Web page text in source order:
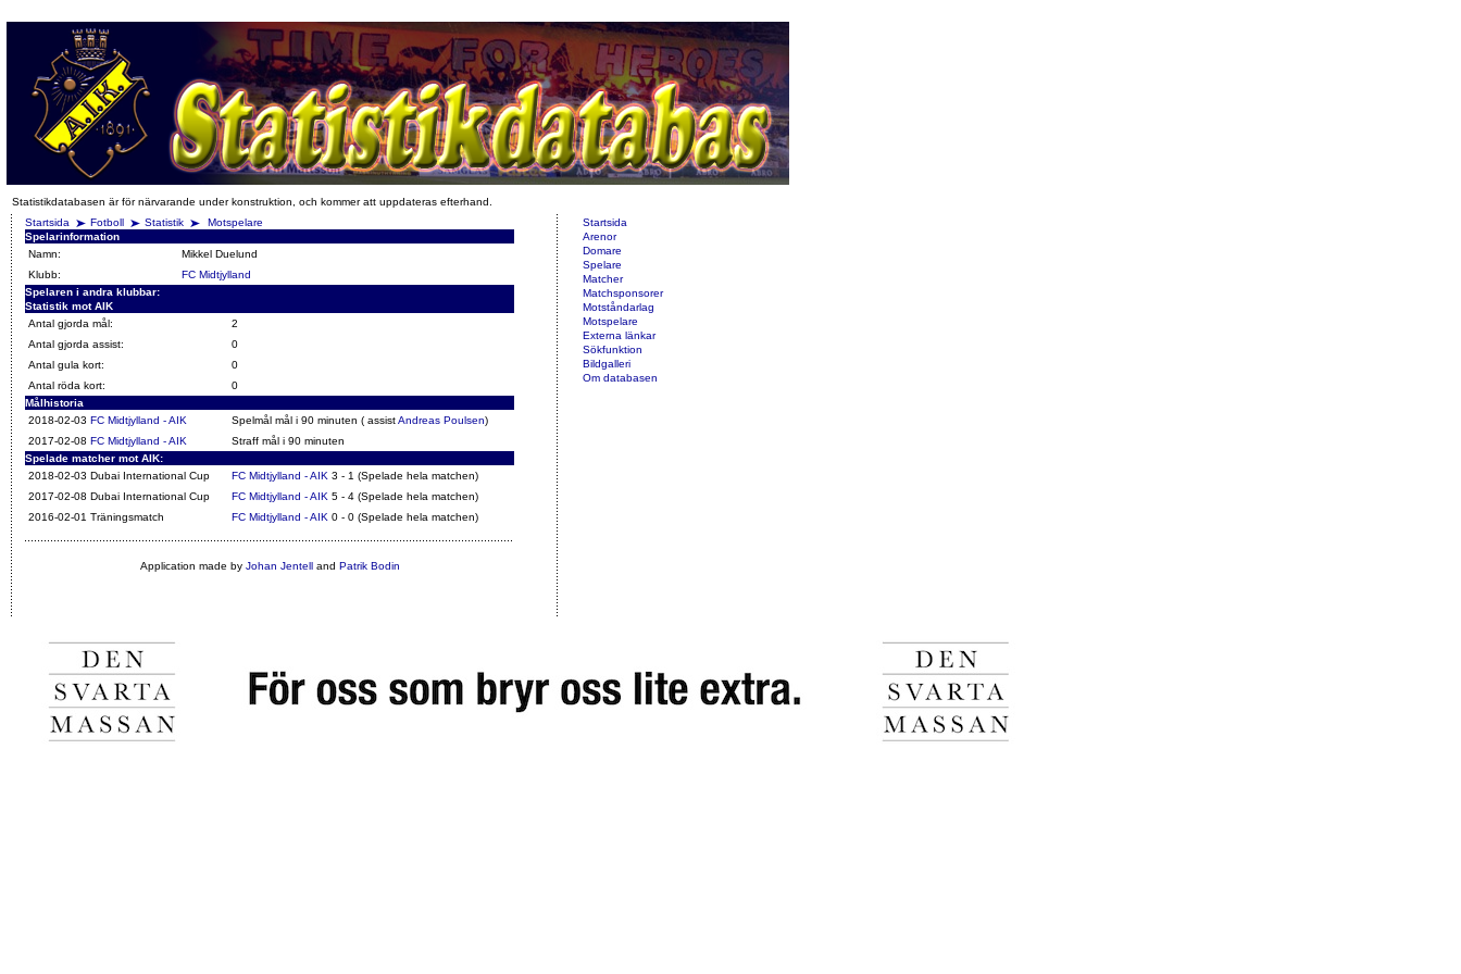
Statistikdatabasen är för närvarande under konstruktion, och kommer att uppdateras efterhand.
Startsida
Fotboll Statistik
Motspelare
Spelarinformation
Namn:
Mikkel Duelund
Klubb:
FC Midtjylland
Spelaren i andra klubbar:
Statistik mot AIK
Antal gjorda mål:
2
Antal gjorda assist:
0
Antal gula kort:
0
Antal röda kort:
0
Målhistoria
2018-02-03 FC Midtjylland - AIK Spelmål mål i 90 minuten ( assistAndreas Poulsen)
2017-02-08 FC Midtjylland - AIK
Straff mål i 90 minuten
Spelade matcher mot AIK:
2018-02-03 Dubai International Cup
FC Midtjylland - AIK 3 - 1 (Spelade hela matchen)
2017-02-08 Dubai International Cup
FC Midtjylland - AIK 5 - 4 (Spelade hela matchen)
2016-02-01 Träningsmatch
FC Midtjylland - AIK 0 - 0 (Spelade hela matchen)
Application made by Johan Jentelland Patrik Bodin
Startsida
Arenor
Domare
Spelare
Matcher
Matchsponsorer
Motståndarlag
Motspelare
Externa länkar
Sökfunktion
Bildgalleri
Om databasen